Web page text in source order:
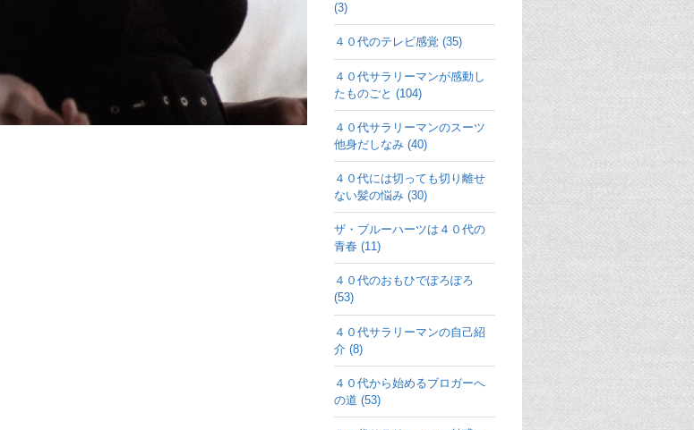
(3)
４０代のテレビ感覚 (35)
４０代サラリーマンが感動し
たものごと (104)
４０代サラリーマンのスーツ
他身だしなみ (40)
４０代には切っても切り離せ
ない髪の悩み (30)
ザ・ブルーハーツは４０代の
青春 (11)
４０代のおもひでぽろぽろ
(53)
４０代サラリーマンの自己紹
介 (8)
４０代から始めるブロガーへ
の道 (53)